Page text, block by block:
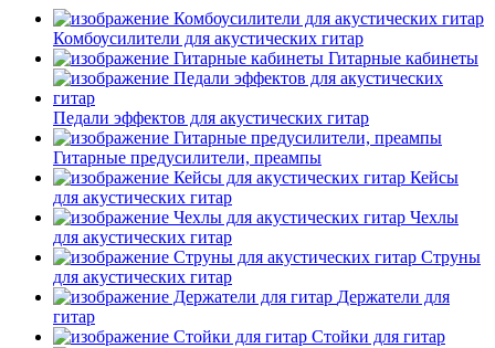
Комбоусилители для акустических гитар
Гитарные кабинеты
Педали эффектов для акустических гитар
Гитарные предусилители, преампы
Кейсы
для акустических гитар
Чехлы
для акустических гитар
Струны
для акустических гитар
Держатели для
гитар
Стойки для гитар